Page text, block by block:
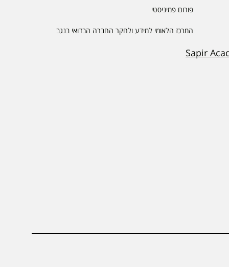
פורום פמיניסטי
המרכז הלאומי למידע ולחקר החברה הבדואי בנגב
Sapir